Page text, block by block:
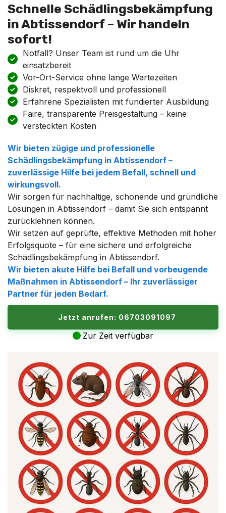
Schnelle Schädlingsbekämpfung
in Abtissendorf – Wir handeln
sofort!
Notfall? Unser Team ist rund um die Uhr
einsatzbereit
Vor-Ort-Service ohne lange Wartezeiten
Diskret, respektvoll und professionell
Erfahrene Spezialisten mit fundierter Ausbildung
Faire, transparente Preisgestaltung – keine
versteckten Kosten
Wir bieten zügige und professionelle
Schädlingsbekämpfung in Abtissendorf –
zuverlässige Hilfe bei jedem Befall, schnell und
wirkungsvoll.
Wir sorgen für nachhaltige, schonende und gründliche
Lösungen in Abtissendorf – damit Sie sich entspannt
zurücklehnen können.
Wir setzen auf geprüfte, effektive Methoden mit hoher
Erfolgsquote – für eine sichere und erfolgreiche
Schädlingsbekämpfung in Abtissendorf.
Wir bieten akute Hilfe bei Befall und vorbeugende
Maßnahmen in Abtissendorf – Ihr zuverlässiger
Partner für jeden Bedarf.
Jetzt anrufen: 06703091097
Zur Zeit verfügbar